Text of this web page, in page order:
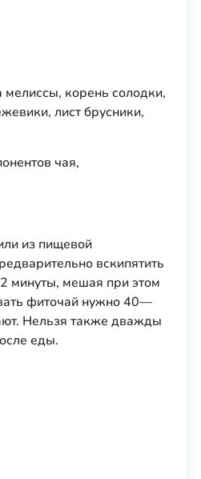
корень солодки,
лист брусники,
чая,
из пищевой
вскипятить
минуты, мешая при этом
фиточай нужно 40—
Нельзя также дважды
еды.